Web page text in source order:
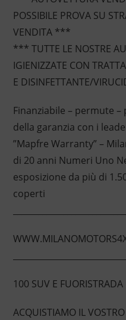
POSSIBILE PROVA SU
VENDITA ***
*** TUTTE LE NOSTRE
IGIENIZZATE CON
E DISINFETTANTE/
Finanziabile – permute
della garanzia con i
”Mapfre Warranty” –
di 20 anni Numeri Uno
esposizione da più di
coperti
100 SUV E
ACQUISTIAMO IL